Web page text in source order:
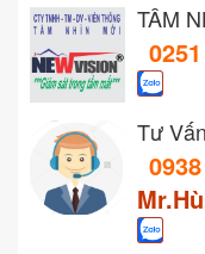
TẦM
Tư